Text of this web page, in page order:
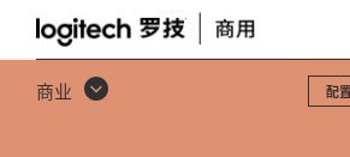
罗
技商业 配